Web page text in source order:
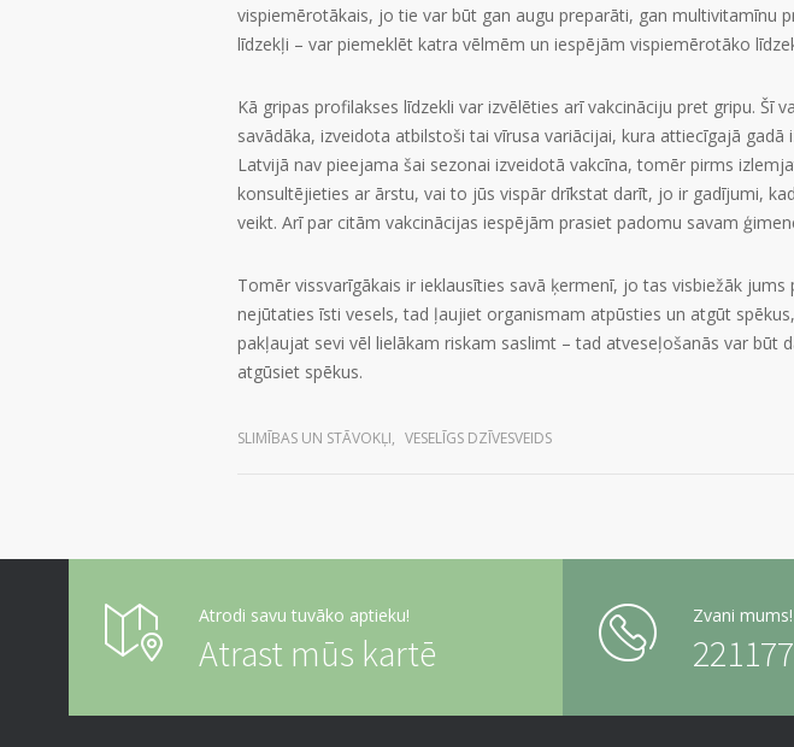
vispiemērotākais, jo tie var būt gan augu preparāti, gan multivitamīnu
līdzekļi – var piemeklēt katra vēlmēm un iespējām vispiemērotāko
Kā gripas profilakses līdzekli var izvēlēties arī vakcināciju pret gripu. Šī
savādāka, izveidota atbilstoši tai vīrusa variācijai, kura attiecīgajā gadā
Latvijā nav pieejama šai sezonai izveidotā vakcīna, tomēr pirms
konsultējieties ar ārstu, vai to jūs vispār drīkstat darīt, jo ir gadījumi,
veikt. Arī par citām vakcinācijas iespējām prasiet padomu savam
Tomēr vissvarīgākais ir ieklausīties savā ķermenī, jo tas visbiežāk jums
nejūtaties īsti vesels, tad ļaujiet organismam atpūsties un atgūt
pakļaujat sevi vēl lielākam riskam saslimt – tad atveseļošanās var būt
atgūsiet spēkus.
SLIMĪBAS UN STĀVOKĻI, VESELĪGS DZĪVESVEIDS
Atrodi savu tuvāko aptieku!
Atrast mūs kartē
Zvani mums!